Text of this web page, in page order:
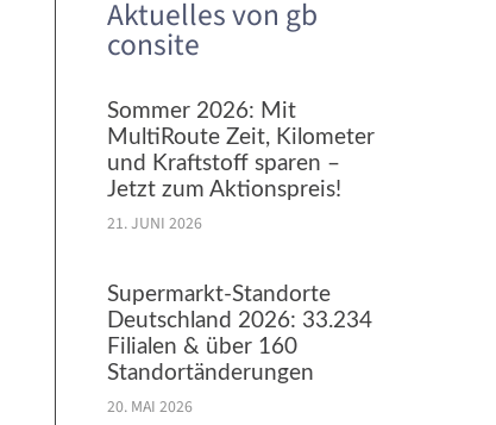
Aktuelles von gb
consite
Sommer 2026: Mit
MultiRoute Zeit, Kilometer
und Kraftstoff sparen –
Jetzt zum Aktionspreis!
21. JUNI 2026
Supermarkt-Standorte
Deutschland 2026: 33.234
Filialen & über 160
Standortänderungen
20. MAI 2026